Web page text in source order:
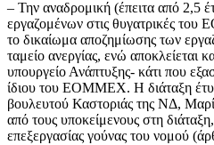
– Την αναδρομική (έπειτα από 2,5
εργαζομένων στις θυγατρικές
το δικαίωμα αποζημίωσης των
ταμείο ανεργίας, ενώ αποκλείεται
υπουργείο Ανάπτυξης- κάτι που
ίδιου του ΕΟΜΜΕΧ. Η διάταξη
βουλευτού Καστοριάς της ΝΔ,
από τους υποκείμενους στη
επεξεργασίας γούνας του νομού